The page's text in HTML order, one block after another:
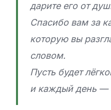
дарите его от
Спасибо вам за
которую вы
словом.
Пусть будет
и каждый день —